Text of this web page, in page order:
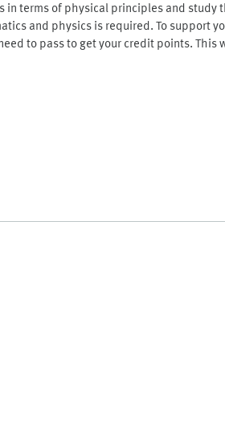
terms of physical principles and study
and physics is required. To support
to pass to get your credit points.